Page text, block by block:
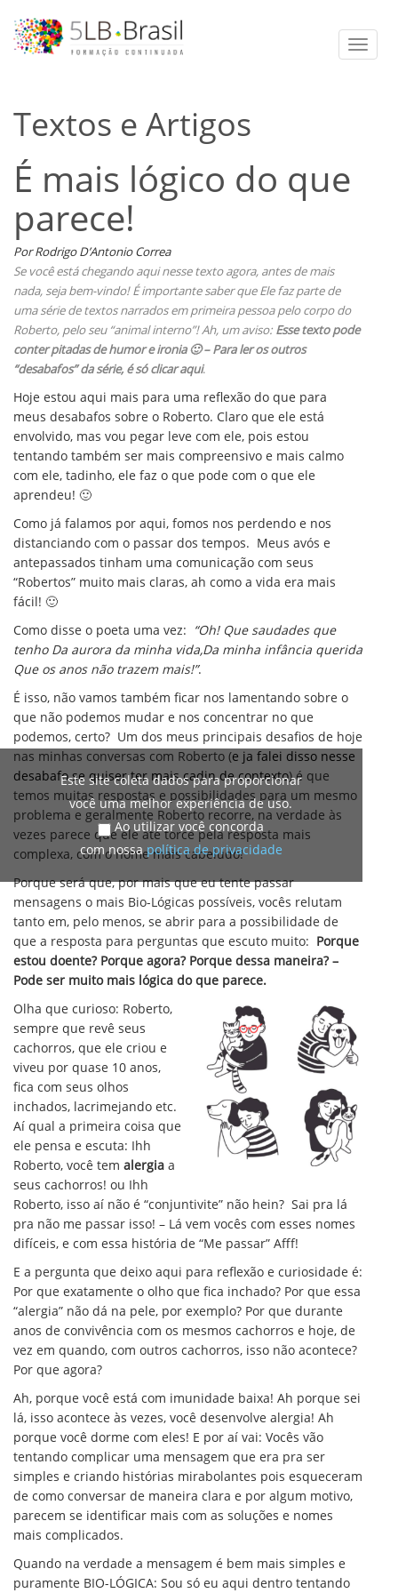
Toggle
Textos e Artigos
É mais lógico do que
parece!
Por Rodrigo D’Antonio Correa
Se você está chegando aqui nesse texto agora, antes de mais
nada, seja bem-vindo! É importante saber que Ele faz parte de
uma série de textos narrados em primeira pessoa pelo corpo do
Roberto, pelo seu “animal interno”! Ah, um aviso: Esse texto pode
conter pitadas de humor e ironia 🙂 – Para ler os outros
“desabafos” da série, é sóclicar aqui.
Hoje estou aqui mais para uma reflexão do que para
meus desabafos sobre o Roberto. Claro que ele está
envolvido, mas vou pegar leve com ele, pois estou
tentando também ser mais compreensivo e mais calmo
com ele, tadinho, ele faz o que pode com o que ele
aprendeu! 🙂
Como já falamos por aqui, fomos nos perdendo e nos
distanciando com o passar dos tempos. Meus avós e
antepassados tinham uma comunicação com seus
“Robertos” muito mais claras, ah como a vida era mais
fácil! 🙂
Como disse o poeta uma vez: “Oh! Que saudades que
tenho Da aurora da minha vida,Da minha infância querida
Que os anos não trazem mais!”.
É isso, não vamos também ficar nos lamentando sobre o
que não podemos mudar e nos concentrar no que
podemos, certo? Um dos meus principais desafios de hoje
nas minhas conversas com Roberto (e ja falei disso nesse
desabafo se quiser ter mais cadin de contexto) é que
temos muitas respostas e possibilidades para um mesmo
problema e geralmente Roberto recorre, na verdade às
vezes parece que ele até torce pela resposta mais
complexa, com o nome mais cabeludo!
Porque será que, por mais que eu tente passar
mensagens o mais Bio-Lógicas possíveis, vocês relutam
tanto em, pelo menos, se abrir para a possibilidade de
que a resposta para perguntas que escuto muito: Porque
estou doente? Porque agora? Porque dessa maneira? –
Pode ser muito mais lógica do que parece.
Olha que curioso: Roberto,
sempre que revê seus
cachorros, que ele criou e
viveu por quase 10 anos,
fica com seus olhos
inchados, lacrimejando etc.
Aí qual a primeira coisa que
ele pensa e escuta: Ihh
Roberto, você tem alergia a
seus cachorros! ou Ihh
Roberto, isso aí não é “conjuntivite” não hein? Sai pra lá
pra não me passar isso! – Lá vem vocês com esses nomes
difíceis, e com essa história de “Me passar” Afff!
E a pergunta que deixo aqui para reflexão e curiosidade é:
Por que exatamente o olho que fica inchado? Por que essa
“alergia” não dá na pele, por exemplo? Por que durante
anos de convivência com os mesmos cachorros e hoje, de
vez em quando, com outros cachorros, isso não acontece?
Por que agora?
Ah, porque você está com imunidade baixa! Ah porque sei
lá, isso acontece às vezes, você desenvolve alergia! Ah
porque você dorme com eles! E por aí vai: Vocês vão
tentando complicar uma mensagem que era pra ser
simples e criando histórias mirabolantes pois esqueceram
de como conversar de maneira clara e por algum motivo,
parecem se identificar mais com as soluções e nomes
mais complicados.
Quando na verdade a mensagem é bem mais simples e
puramente BIO-LÓGICA: Sou só eu aqui dentro tentando
Este site coleta dados para proporcionar
você uma melhor experiência de uso.
Ao utilizar você concorda
com nossapolítica de privacidade